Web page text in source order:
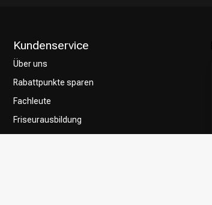
Kundenservice
Über uns
Rabattpunkte sparen
Fachleute
Friseurausbildung